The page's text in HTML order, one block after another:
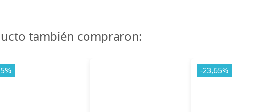
también compraron:
-23,65%